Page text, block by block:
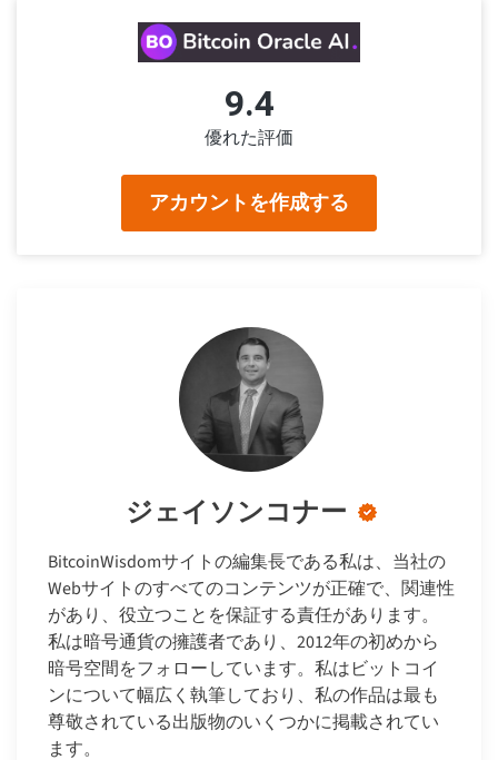
9.4
優れた評価
アカウントを作成する
ジェイソンコナー
BitcoinWisdomサイトの編集長である私は、当社の
Webサイトのすべてのコンテンツが正確で、関連性
があり、役立つことを保証する責任があります。
私は暗号通貨の擁護者であり、2012年の初めから
暗号空間をフォローしています。私はビットコイ
ンについて幅広く執筆しており、私の作品は最も
尊敬されている出版物のいくつかに掲載されてい
ます。